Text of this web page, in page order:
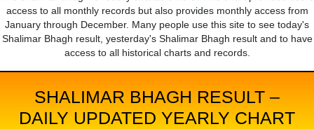
access to all monthly records but also provides monthly access from
January through December. Many people use this site to see today's
Shalimar Bhagh result, yesterday's Shalimar Bhagh result and to have
access to all historical charts and records.
SHALIMAR BHAGH RESULT –
DAILY UPDATED YEARLY CHART